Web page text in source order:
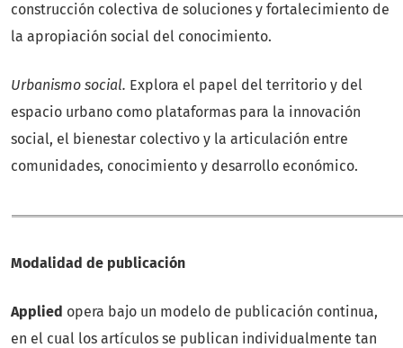
construcción colectiva de soluciones y fortalecimiento de
la apropiación social del conocimiento.
Urbanismo social. Explora el papel del territorio y del
espacio urbano como plataformas para la innovación
social, el bienestar colectivo y la articulación entre
comunidades, conocimiento y desarrollo económico.
Modalidad de publicación
Applied opera bajo un modelo de publicación continua,
en el cual los artículos se publican individualmente tan